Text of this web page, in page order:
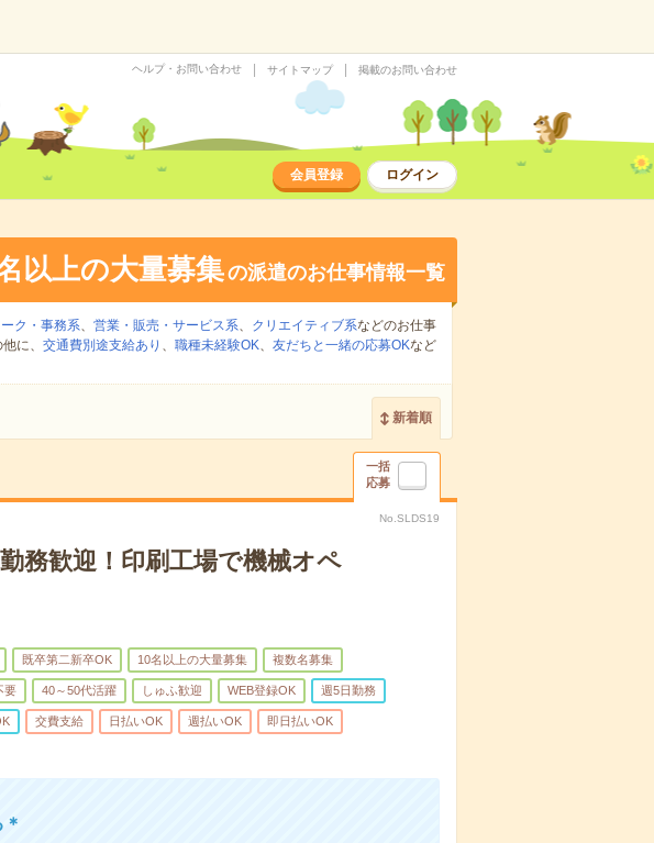
ヘルプ・お問い合わせ サイトマップ 掲載のお問い合わせ
会員登録 ログイン
以上の大量募集の派遣のお仕事情報一覧
ク・事務系、 営業・販売・サービス系、 クリエイティブ系などのお仕事
に、 交通費別途支給あり 、 職種未経験OK、 友だちと一緒の応募OKなど
新着順
一括
応募
No.SLDS19
務歓迎！印刷工場で機械オペ
既卒第二新卒OK 10名以上の大量募集 複数名募集
要 40～50代活躍 しゅふ歓迎 WEB登録OK 週5日勤務
交費支給 日払いOK 週払いOK 即日払いOK